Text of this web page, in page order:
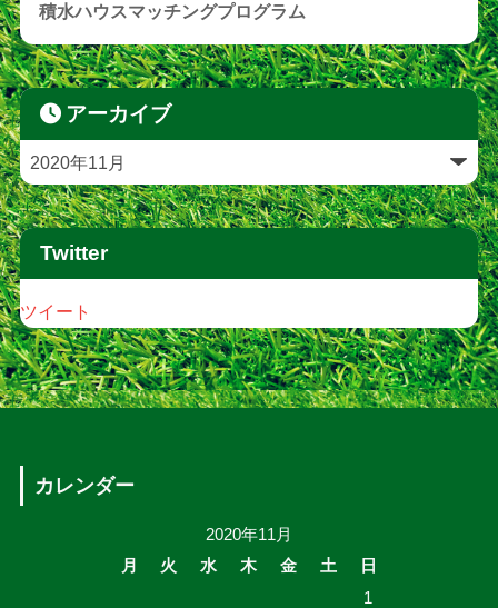
積水ハウスマッチングプログラム
アーカイブ
Twitter
ツイート
カレンダー
2020年11月
月
火 水 木 金 土
日
1